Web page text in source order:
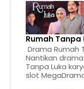
Rumah Tanpa
Drama Rumah
Nantikan
Tanpa Luka
slot